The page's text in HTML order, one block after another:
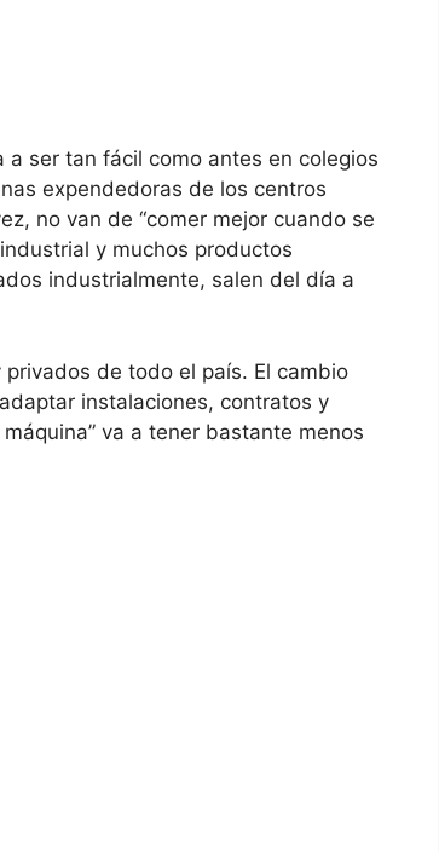
ser tan fácil como antes en colegios
expendedoras de los centros
no van de “comer mejor cuando se
y muchos productos
industrialmente, salen del día a
de todo el país. El cambio
instalaciones, contratos y
va a tener bastante menos